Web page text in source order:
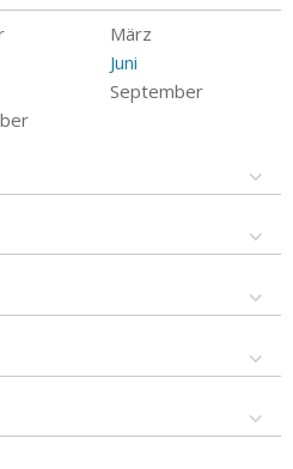
März
Juni
September